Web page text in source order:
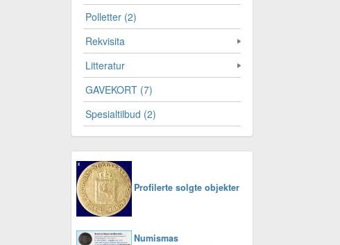
Polletter (2)
Rekvisita
Litteratur
GAVEKORT (7)
Spesialtilbud (2)
Profilerte solgte objekter
Numismas